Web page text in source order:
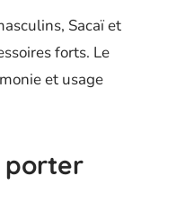
Sacaï et
forts. Le
et usage
porter